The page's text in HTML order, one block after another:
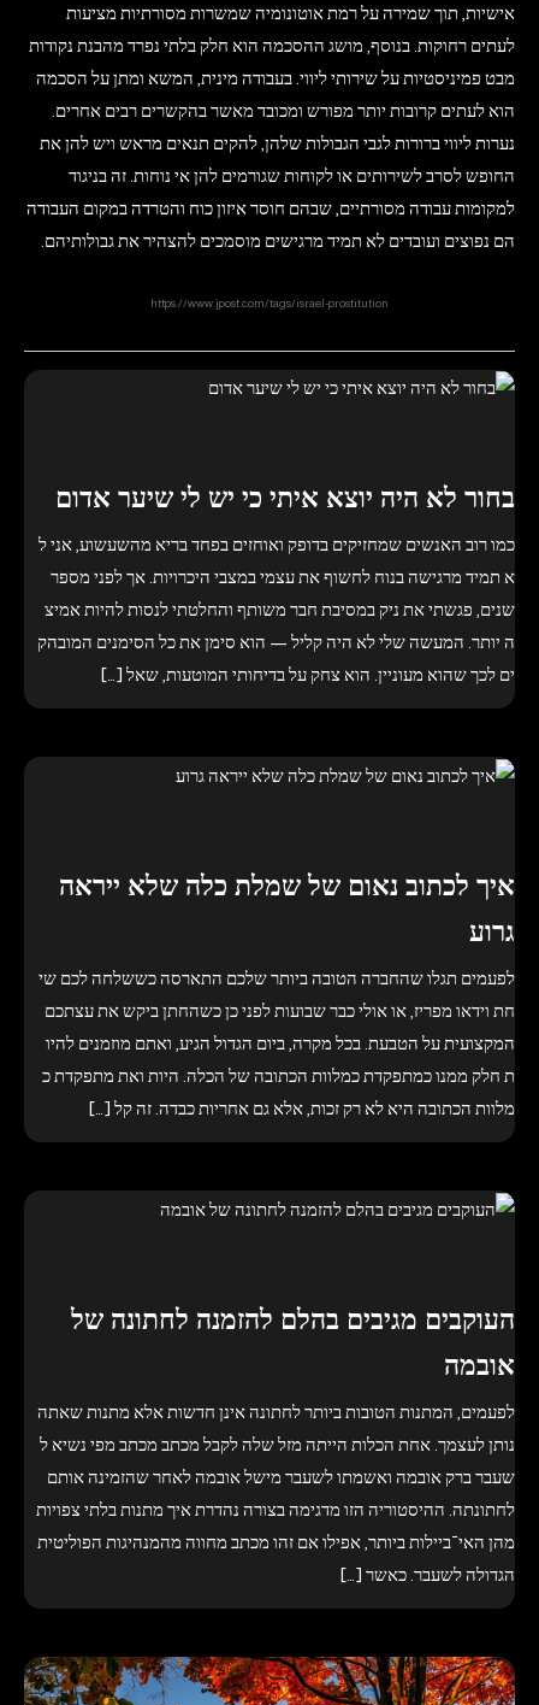
אישיות, תוך שמירה על רמת אוטונומיה שמשרות מסורתיות מציעות
לעתים רחוקות. בנוסף, מושג ההסכמה הוא חלק בלתי נפרד מהבנת נקודות
מבט פמיניסטיות על שירותי ליווי. בעבודה מינית, המשא ומתן על הסכמה
הוא לעתים קרובות יותר מפורש ומכובד מאשר בהקשרים רבים אחרים.
נערות ליווי ברורות לגבי הגבולות שלהן, להקים תנאים מראש ויש להן את
החופש לסרב לשירותים או לקוחות שגורמים להן אי נוחות. זה בניגוד
למקומות עבודה מסורתיים, שבהם חוסר איזון כוח והטרדה במקום העבודה
הם נפוצים ועובדים לא תמיד מרגישים מוסמכים להצהיר את גבולותיהם.
https://www.jpost.com/tags/israel-prostitution
בחור לא היה יוצא איתי כי יש לי שיער אדום
כמו רוב האנשים שמחזיקים בדופק ואוחזים בפחד בריא מהשעשוע, אני ל
א תמיד מרגישה בנוח לחשוף את עצמי במצבי היכרויות. אך לפני מספר
שנים, פגשתי את ניק במסיבת חבר משותף והחלטתי לנסות להיות אמיצ
ה יותר. המעשה שלי לא היה קליל — הוא סימן את כל הסימנים המובהק
ים לכך שהוא מעוניין. הוא צחק על בדיחותי המוטעות, שאל […]
איך לכתוב נאום של שמלת כלה שלא ייראה
גרוע
לפעמים תגלו שהחברה הטובה ביותר שלכם התארסה כששלחה לכם שי
חת וידאו מפריז, או אולי כבר שבועות לפני כן כשהחתן ביקש את עצתכם
המקצועית על הטבעת. בכל מקרה, ביום הגדול הגיע, ואתם מוזמנים להיו
ת חלק ממנו כמתפקדת כמלוות הכתובה של הכלה. היות ואת מתפקדת כ
מלוות הכתובה היא לא רק זכות, אלא גם אחריות כבדה. זה קל […]
העוקבים מגיבים בהלם להזמנה לחתונה של
אובמה
לפעמים, המתנות הטובות ביותר לחתונה אינן חדשות אלא מתנות שאתה
נותן לעצמך. אחת הכלות הייתה מזל שלה לקבל מכתב מכתב מפי נשיא ל
שעבר ברק אובמה ואשמתו לשעבר מישל אובמה לאחר שהזמינה אותם
לחתונתה. ההיסטוריה הזו מדגימה בצורה נהדרת איך מתנות בלתי צפויות
מהן האי־ביילות ביותר, אפילו אם זהו מכתב מחווה מהמנהיגות הפוליטית
הגדולה לשעבר. כאשר […]